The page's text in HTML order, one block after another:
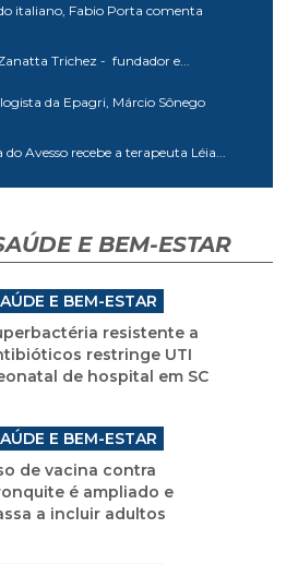
italiano, Fabio Porta comenta
Trichez - fundador e...
da Epagri, Márcio Sônego
Avesso recebe a terapeuta Léia...
E BEM-ESTAR
E BEM-ESTAR
resistente a
restringe UTI
de hospital em SC
E BEM-ESTAR
de vacina contra
é ampliado e
a incluir adultos